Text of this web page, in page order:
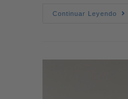
Continuar Leyendo